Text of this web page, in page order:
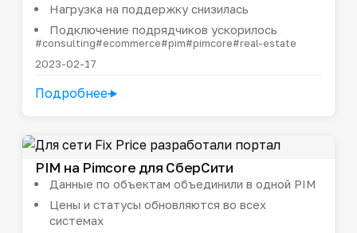
Нагрузка на поддержку снизилась
Подключение подрядчиков ускорилось
#consulting#ecommerce#pim#pimcore#real-estate
2023-02-17
Подробнее
PIM на Pimcore для СберСити
Данные по объектам объединили в одной PIM
Цены и статусы обновляются во всех
системах